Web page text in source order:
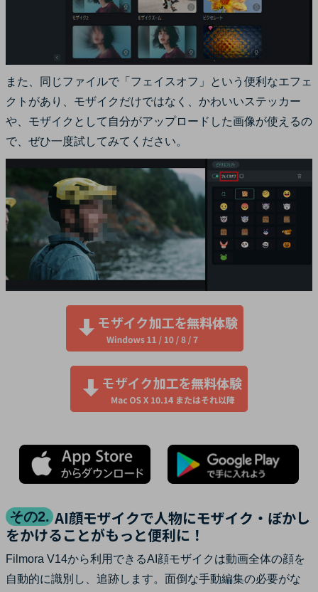
また、同じファイルで「フェイスオフ」という便利なエフェ
クトがあり、モザイクだけではなく、かわいいステッカー
や、モザイクとして自分がアップロードした画像が使えるの
で、ぜひ一度試してみてください。
その2. AI顔モザイクで人物にモザイク・ぼかし
をかけることがもっと便利に！
Filmora V14から利用できるAI顔モザイクは動画全体の顔を
自動的に識別し、追跡します。面倒な手動編集の必要がな